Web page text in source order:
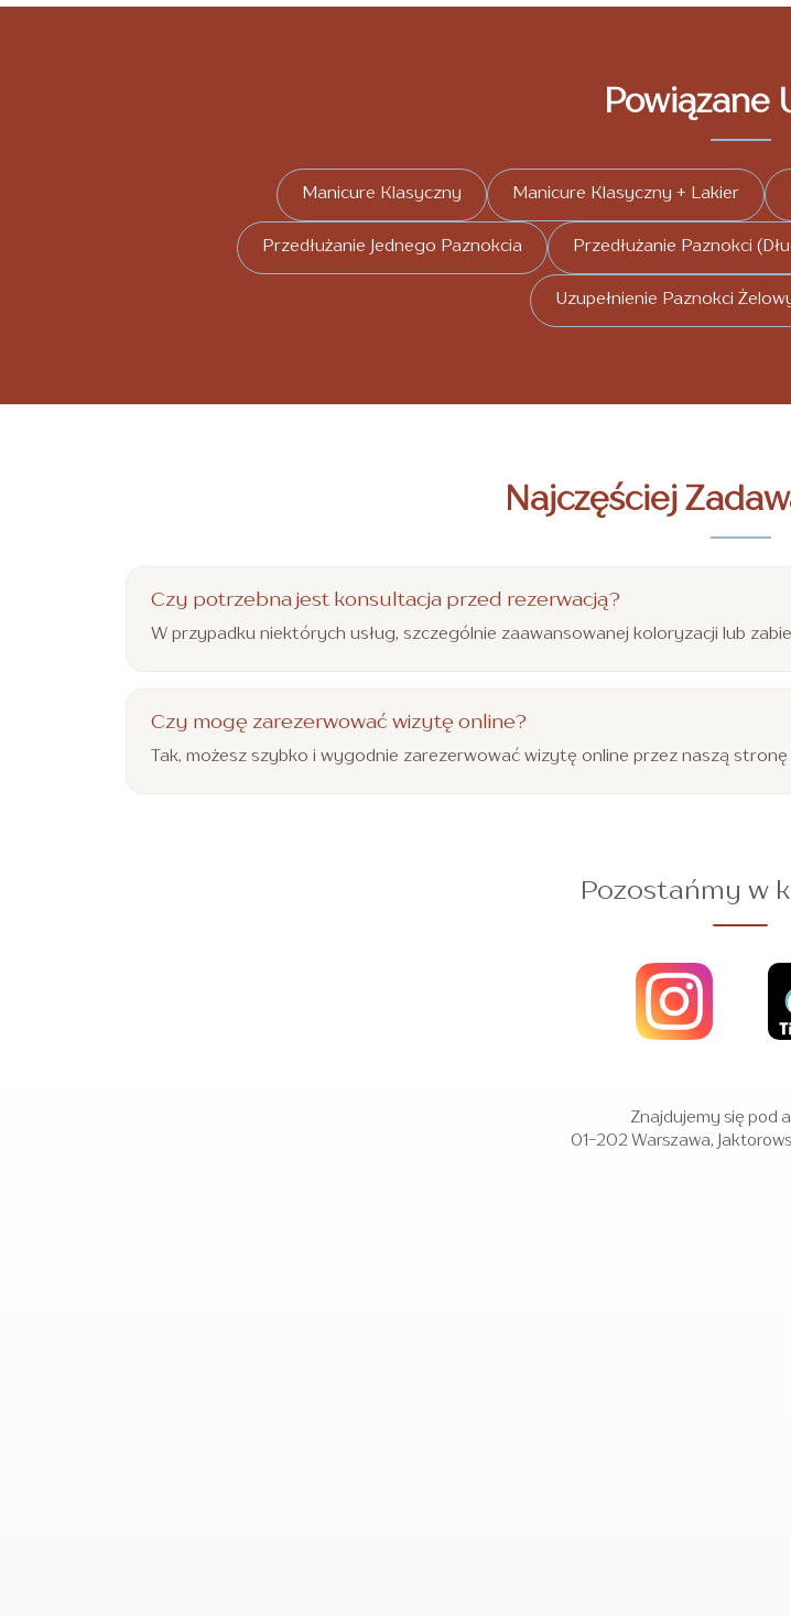
Powiązane
Manicure Klasyczny Manicure Klasyczny + Lakier
Przedłużanie Jednego Paznokcia Przedłużanie Paznokci
Uzupełnienie Paznokci
Najczęściej
Czy potrzebna jest konsultacja przed rezerwacją?
W przypadku niektórych usług, szczególnie zaawansowanej koloryzacji lub
Czy mogę zarezerwować wizytę online?
Tak, możesz szybko i wygodnie zarezerwować wizytę online przez naszą
Pozostańmy w
Znajdujemy się pod
01-202 Warszawa,